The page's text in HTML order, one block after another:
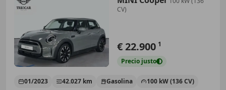
CV)
€ 22.900 1
Precio justo
01/2023 42.027 km Gasolina
100 kW (136 CV)